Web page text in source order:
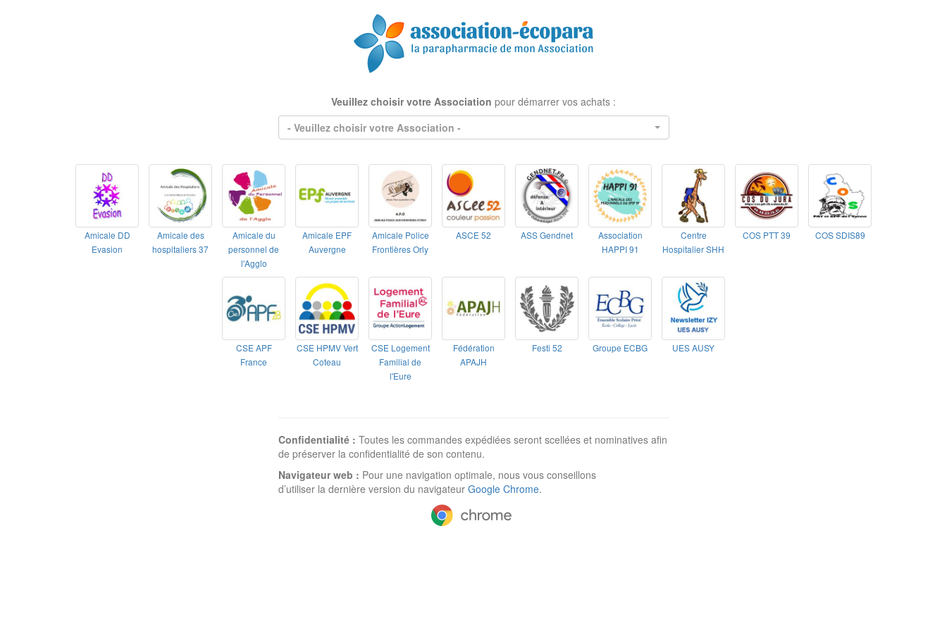
Veuillez choisir votre Association pour démarrer vos achats :
- Veuillez choisir votre Association -
Amicale DD
Evasion
Amicale des
hospitaliers 37
Amicale du
personnel de
l'Agglo
Amicale EPF
Auvergne
Amicale Police
Frontières Orly
ASCE 52 ASS Gendnet
Association
HAPPI 91
Centre
Hospitalier SHH
COS PTT 39 COS SDIS89
CSE APF
France
CSE HPMV Vert
Coteau
CSE Logement
Familial de
l'Eure
Fédération
APAJH
Festi 52 Groupe ECBG UES AUSY
Confidentialité : Toutes les commandes expédiées seront scellées et nominatives afin
de préserver la confidentialité de son contenu.
Navigateur web : Pour une navigation optimale, nous vous conseillons
d’utiliser la dernière version du navigateur Google Chrome.